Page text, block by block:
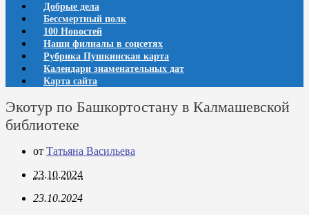
Добрые дела
Бессмертный полк
100 Новостей
Наши филиалы в соцсетях
Рубрика Пушкинская карта
Календари знаменательных дат
Карта сайта
Экотур по Башкортостану в Калмашевской
библиотеке
от Татьяна Васильева
23.10.2024
23.10.2024